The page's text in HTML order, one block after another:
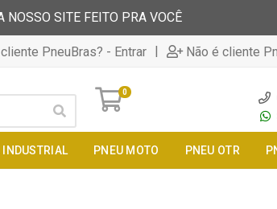
NOSSO SITE FEITO PRA VOCÊ
PneuBras? - Entrar | Não é cliente
0
INDUSTRIAL PNEU MOTO PNEU OTR